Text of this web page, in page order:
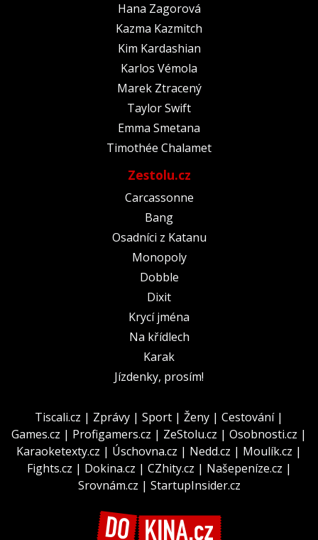
Hana Zagorová
Kazma Kazmitch
Kim Kardashian
Karlos Vémola
Marek Ztracený
Taylor Swift
Emma Smetana
Timothée Chalamet
Zestolu.cz
Carcassonne
Bang
Osadníci z Katanu
Monopoly
Dobble
Dixit
Krycí jména
Na křídlech
Karak
Jízdenky, prosím!
Tiscali.cz | Zprávy | Sport | Ženy | Cestování|
Games.cz | Profigamers.cz | ZeStolu.cz | Osobnosti.cz |
Karaoketexty.cz | Úschovna.cz | Nedd.cz | Moulík.cz |
Fights.cz | Dokina.cz | CZhity.cz | Našepeníze.cz |
Srovnám.cz | StartupInsider.cz